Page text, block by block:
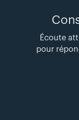
Écoute
pour